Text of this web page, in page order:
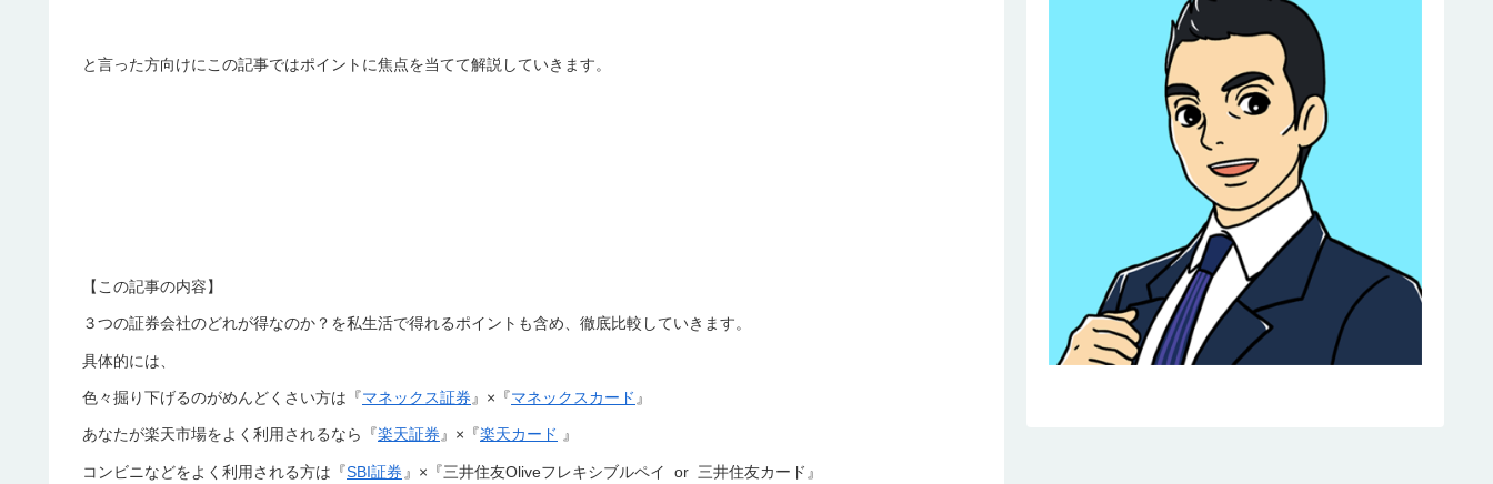
と言った方向けにこの記事ではポイントに焦点を当てて解説していきます。
【この記事の内容】
３つの証券会社のどれが得なのか？を私生活で得れるポイントも含め、徹底比較していきます。
具体的には、
色々掘り下げるのがめんどくさい方は『マネックス証券 』×『マネックスカード 』
あなたが楽天市場をよく利用されるなら『楽天証券』×『楽天カード 』
コンビニなどをよく利用される方は『SBI証券 』×『三井住友Oliveフレキシブルペイ or 三井住友カード』